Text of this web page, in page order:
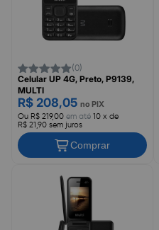
(0)
Celular UP 4G, Preto, P9139,
MULTI
R$ 208,05 no PIX
Ou R$ 219,00 em até 10 x de
R$ 21,90 sem juros
Comprar